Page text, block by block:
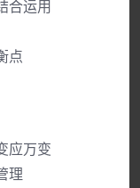
合运用
点
应万变
理